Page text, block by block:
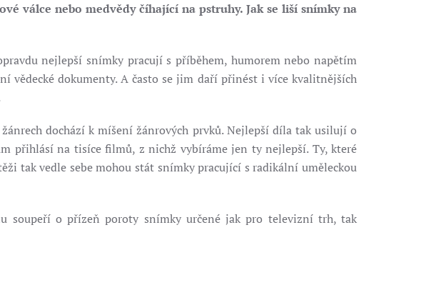
válce nebo medvědy číhající na pstruhy. Jak se liší snímky na
nejlepší snímky pracují s příběhem, humorem nebo napětím
vědecké dokumenty. A často se jim daří přinést i více kvalitnějších
dochází k míšení žánrových prvků. Nejlepší díla tak usilují o
přihlásí na tisíce filmů, z nichž vybíráme jen ty nejlepší. Ty, které
tak vedle sebe mohou stát snímky pracující s radikální uměleckou
soupeří o přízeň poroty snímky určené jak pro televizní trh, tak